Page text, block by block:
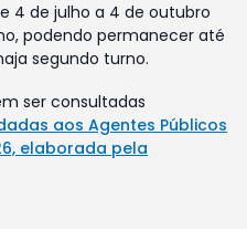
4 de julho a 4 de outubro
podendo permanecer até
segundo turno.
ser consultadas
aos Agentes Públicos
elaborada pela